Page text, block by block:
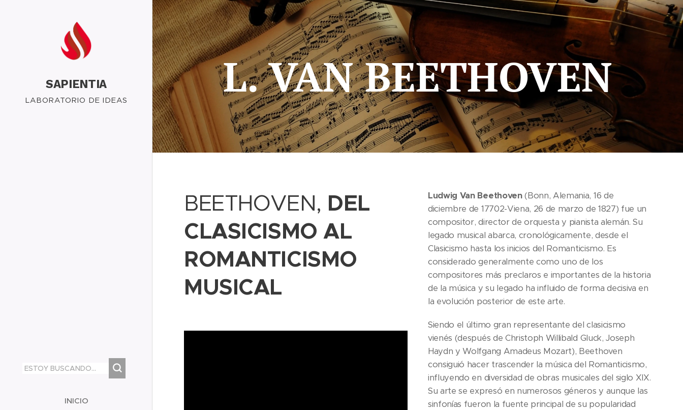
SAPIENTIA
LABORATORIO DE IDEAS
INICIO
L. VAN BEETHOVEN
BEETHOVEN, DEL
CLASICISMO AL
ROMANTICISMO
MUSICAL
Ludwig Van Beethoven​ (Bonn, Alemania, 16 de
diciembre de 17702​-Viena, 26 de marzo de 1827) fue un
compositor, director de orquesta y pianista alemán. Su
legado musical abarca, cronológicamente, desde el
Clasicismo hasta los inicios del Romanticismo. Es
considerado generalmente como uno de los
compositores más preclaros e importantes de la historia
de la música y su legado ha influido de forma decisiva en
la evolución posterior de este arte.
Siendo el último gran representante del clasicismo
vienés (después de Christoph Willibald Gluck, Joseph
Haydn y Wolfgang Amadeus Mozart), Beethoven
consiguió hacer trascender la música del Romanticismo,
influyendo en diversidad de obras musicales del siglo XIX.
Su arte se expresó en numerosos géneros y aunque las
sinfonías fueron la fuente principal de su popularidad